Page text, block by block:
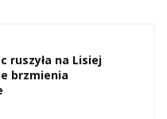
ruszyła na Lisiej
brzmienia